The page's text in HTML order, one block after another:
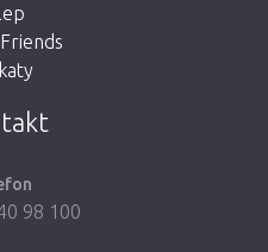
to the shop
98 100